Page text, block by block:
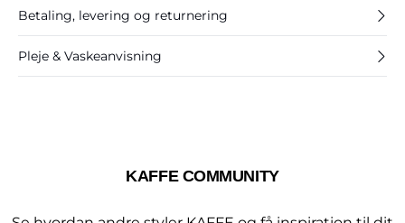
Betaling, levering og returnering
Pleje & Vaskeanvisning
KAFFE COMMUNITY